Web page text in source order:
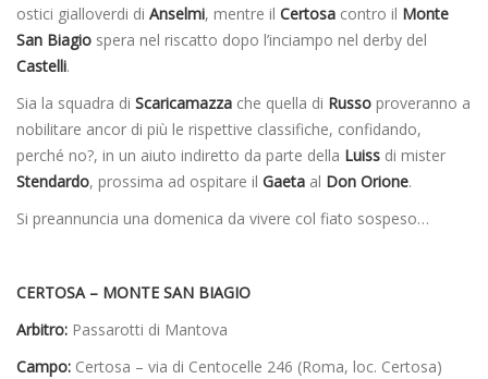
ostici gialloverdi di Anselmi, mentre il Certosa contro il Monte
San Biagio spera nel riscatto dopo l’inciampo nel derby del
Castelli.
Sia la squadra di Scaricamazza che quella di Russo proveranno a
nobilitare ancor di più le rispettive classifiche, confidando,
perché no?, in un aiuto indiretto da parte della Luiss di mister
Stendardo, prossima ad ospitare il Gaeta al Don Orione.
Si preannuncia una domenica da vivere col fiato sospeso…
CERTOSA – MONTE SAN BIAGIO
Arbitro: Passarotti di Mantova
Campo: Certosa – via di Centocelle 246 (Roma, loc. Certosa)